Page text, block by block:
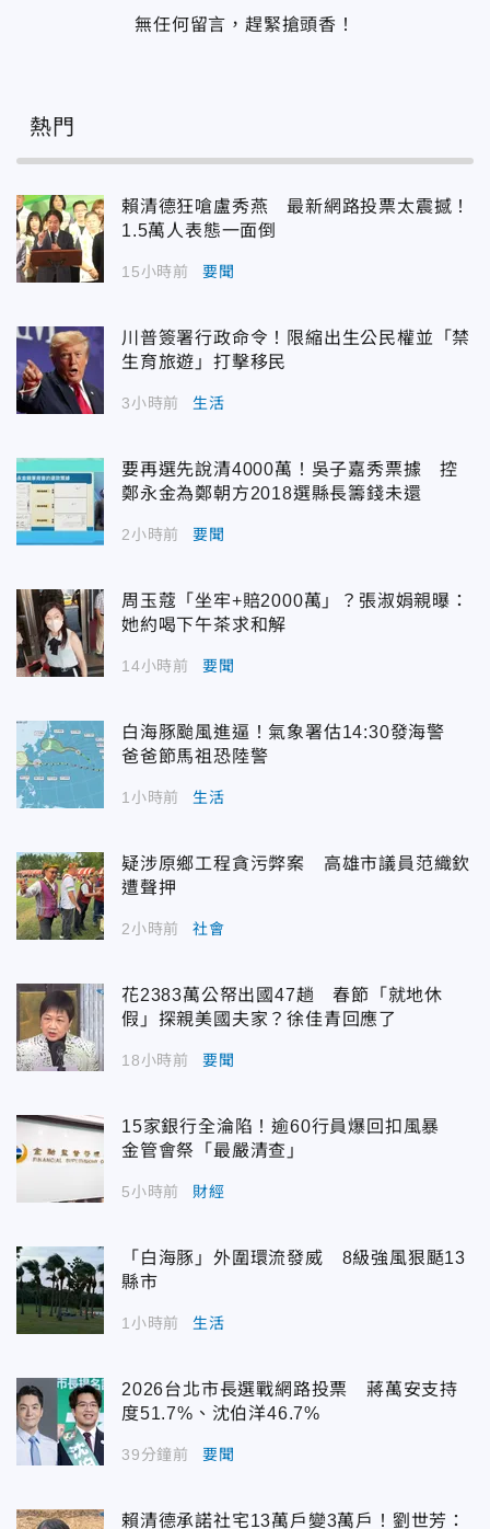
無任何留言，趕緊搶頭香！
熱門
賴清德狂嗆盧秀燕 最新網路投票太震撼！
1.5萬人表態一面倒
15小時前 要聞
川普簽署行政命令！限縮出生公民權並「禁
生育旅遊」打擊移民
3小時前 生活
要再選先說清4000萬！吳子嘉秀票據 控
鄭永金為鄭朝方2018選縣長籌錢未還
2小時前 要聞
周玉蔻「坐牢+賠2000萬」？張淑娟親曝：
她約喝下午茶求和解
14小時前 要聞
白海豚颱風進逼！氣象署估14:30發海警
爸爸節馬祖恐陸警
1小時前 生活
疑涉原鄉工程貪污弊案 高雄市議員范織欽
遭聲押
2小時前 社會
花2383萬公帑出國47趟 春節「就地休
假」探親美國夫家？徐佳青回應了
18小時前 要聞
15家銀行全淪陷！逾60行員爆回扣風暴
金管會祭「最嚴清查」
5小時前 財經
「白海豚」外圍環流發威 8級強風狠颳13
縣市
1小時前 生活
2026台北市長選戰網路投票 蔣萬安支持
度51.7%、沈伯洋46.7%
39分鐘前 要聞
賴清德承諾社宅13萬戶變3萬戶！劉世芳：